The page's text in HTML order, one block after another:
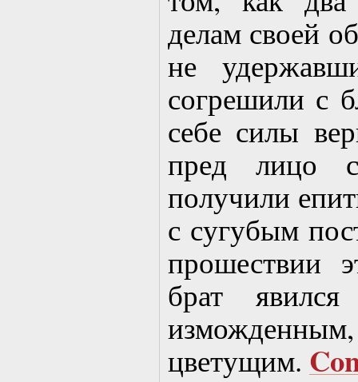
делам своей
не
согрешили с
себе силы
пред лицо
получили
с сугубым
прошествии
брат
цветущим.